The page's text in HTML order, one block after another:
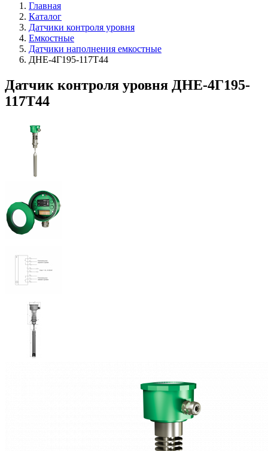
Главная
Каталог
Датчики контроля уровня
Емкостные
Датчики наполнения емкостные
ДНЕ-4Г195-117Т44
Датчик контроля уровня ДНЕ-4Г195-
117Т44